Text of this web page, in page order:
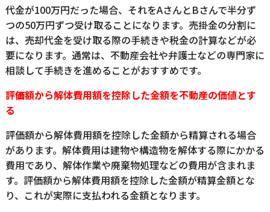
代金が100万円だった場合、それをAさんとBさんで半分ず
つの50万円ずつ受け取ることになります。売掛金の分割に
は、売却代金を受け取る際の手続きや税金の計算などが必
要になります。通常は、不動産会社や弁護士などの専門家に
相談して手続きを進めることがおすすめです。
評価額から解体費用額を控除した金額を不動産の価値とす
る
評価額から解体費用額を控除した金額から精算される場合
があります。解体費用は建物や構造物を解体する際にかかる
費用であり、解体作業や廃棄物処理などの費用が含まれま
す。評価額から解体費用額を控除した金額が精算金額とな
り、これが実際に支払われる金額となります。